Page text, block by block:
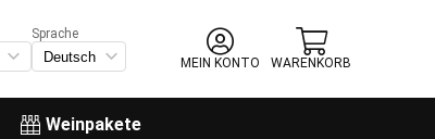
Weinpakete
Sprache
MEIN KONTO
WARENKORB